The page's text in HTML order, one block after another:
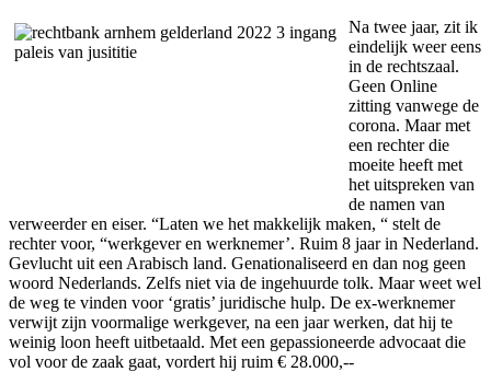
Na twee jaar, zit ik
eindelijk weer eens
in de rechtszaal.
Geen Online
zitting vanwege de
corona. Maar met
een rechter die
moeite heeft met
het uitspreken van
de namen van
verweerder en eiser. “Laten we het makkelijk maken, “ stelt de
rechter voor, “werkgever en werknemer’. Ruim 8 jaar in Nederland.
Gevlucht uit een Arabisch land. Genationaliseerd en dan nog geen
woord Nederlands. Zelfs niet via de ingehuurde tolk. Maar weet wel
de weg te vinden voor ‘gratis’ juridische hulp. De ex-werknemer
verwijt zijn voormalige werkgever, na een jaar werken, dat hij te
weinig loon heeft uitbetaald. Met een gepassioneerde advocaat die
vol voor de zaak gaat, vordert hij ruim € 28.000,--